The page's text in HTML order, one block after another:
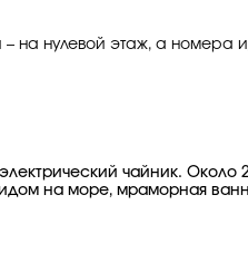
на нулевой этаж, а номера
чайник.
на море, мраморная